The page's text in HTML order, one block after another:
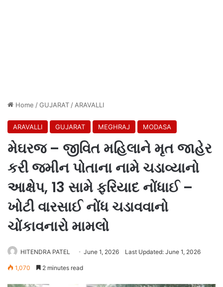
Home /GUJARAT / ARAVALLI
ARAVALLI GUJARAT MEGHRAJ MODASA
મેઘરજ – જીવિત મહિલાને મૃત જાહેર
કરી જમીન પોતાના નામે ચડાવ્યાનો
આક્ષેપ, 13 સામે ફરિયાદ નોંધાઈ –
ખોટી વારસાઈ નોંધ ચડાવવાનો
ચોંકાવનારો મામલો
HITENDRA PATEL June 1, 2026 Last Updated: June 1, 2026
1,070 2 minutes read